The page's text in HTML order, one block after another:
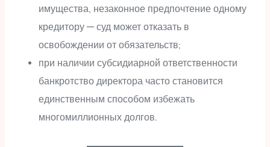
имущества, незаконное предпочтение одному
кредитору — суд может отказать в
освобождении от обязательств;
при наличии субсидиарной ответственности
банкротство директора часто становится
единственным способом избежать
многомиллионных долгов.